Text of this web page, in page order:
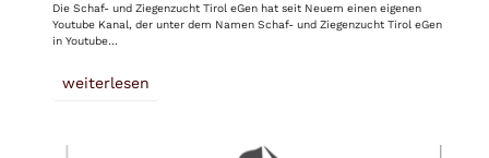
Die Schaf- und Ziegenzucht Tirol eGen hat seit Neuem einen eigenen
Youtube Kanal, der unter dem Namen Schaf- und Ziegenzucht Tirol eGen
in Youtube…
weiterlesen